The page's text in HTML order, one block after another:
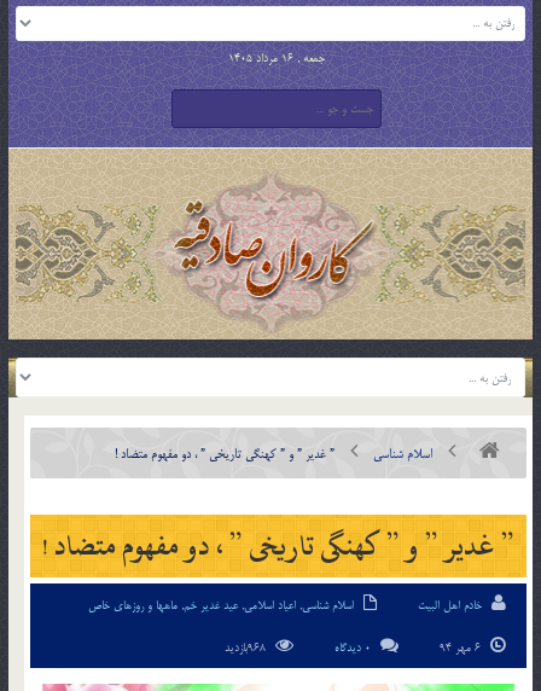
جمعه , 16 مرداد 1405
اسلام شناسی ” غدیر ” و ” کهنگی تاریخی ” ، دو مفهوم متضاد !
” غدیر ” و ” کهنگی تاریخی ” ، دو مفهوم متضاد !
خادم اهل البیت اسلام شناسی, اعیاد اسلامی,عید غدیر خم, ماهها و روزهای خاص
0 دیدگاه